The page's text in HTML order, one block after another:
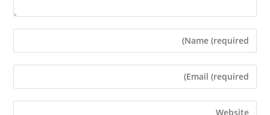
Enter
your
name
Enter
your
email
Enter